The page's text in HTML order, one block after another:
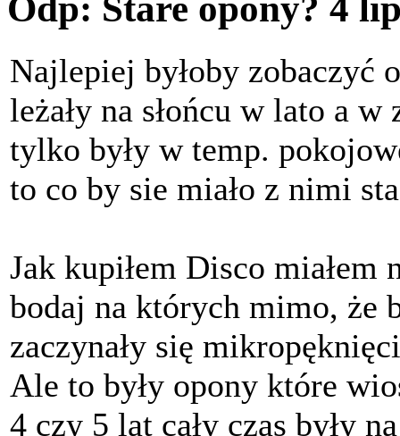
Najlepiej byłoby zobaczyć
leżały na słońcu w lato a
tylko były w temp.
to co by sie miało z nimi
Jak kupiłem Disco
bodaj na których mimo, że
zaczynały się
Ale to były opony które
4 czy 5 lat cały czas były